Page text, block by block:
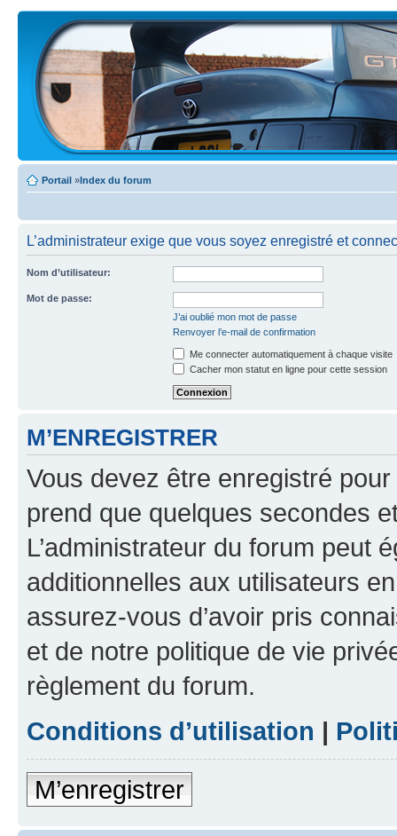
Portail »Index du forum
L’administrateur exige que vous soyez enregistré et
Nom d’utilisateur:
Mot de passe:
J’ai oublié mon mot de passe
Renvoyer l’e-mail de confirmation
Me connecter automatiquement à chaque visite
Cacher mon statut en ligne pour cette session
M’ENREGISTRER
Vous devez être enregistré
prend que quelques secondes
L’administrateur du forum peut
additionnelles aux utilisateurs
assurez-vous d’avoir pris
et de notre politique de vie
règlement du forum.
Conditions d’utilisation |
M’enregistrer